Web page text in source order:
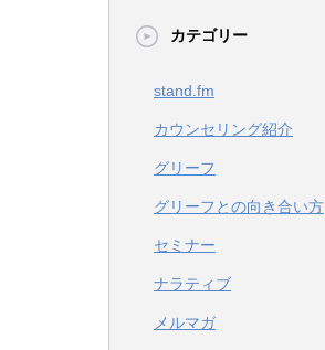
カテゴリー
stand.fm
カウンセリング紹介
グリーフ
グリーフとの向き合い方
セミナー
ナラティブ
メルマガ